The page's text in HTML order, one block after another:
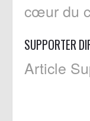
cœur du
SUPPORTER
Article